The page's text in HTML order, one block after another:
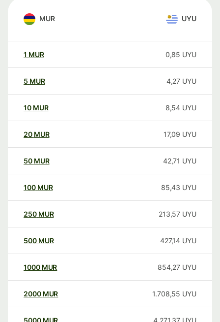
MUR UYU
1 MUR 0,85 UYU
5 MUR 4,27 UYU
10 MUR 8,54 UYU
20 MUR 17,09 UYU
50 MUR 42,71 UYU
100 MUR 85,43 UYU
250 MUR 213,57 UYU
500 MUR 427,14 UYU
1000 MUR 854,27 UYU
2000 MUR 1.708,55 UYU